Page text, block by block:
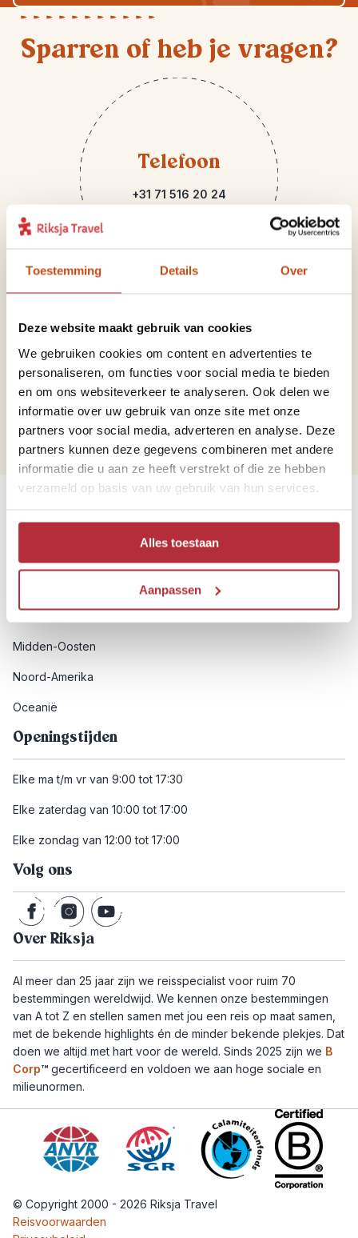
Toestemming Details Over
Deze website maakt gebruik van cookies
We gebruiken cookies om content en advertenties te
personaliseren, om functies voor social media te bieden
en om ons websiteverkeer te analyseren. Ook delen we
informatie over uw gebruik van onze site met onze
partners voor social media, adverteren en analyse. Deze
partners kunnen deze gegevens combineren met andere
informatie die u aan ze heeft verstrekt of die ze hebben
verzameld op basis van uw gebruik van hun services.
Alles toestaan
Aanpassen
Sparren of heb je vragen?
Telefoon
+31 71 516 20 24
Mail
mexico@riksjatravel.nl
Bekijk de werelddelen
Afrika
Midden-Oosten
Noord-Amerika
Oceanië
Openingstijden
Elke ma t/m vr van 9:00 tot 17:30
Elke zaterdag van 10:00 tot 17:00
Elke zondag van 12:00 tot 17:00
Volg ons
Over Riksja
Al meer dan 25 jaar zijn we reisspecialist voor ruim 70
bestemmingen wereldwijd. We kennen onze bestemmingen
van A tot Z en stellen samen met jou een reis op maat samen,
met de bekende highlights én de minder bekende plekjes. Dat
doen we altijd met hart voor de wereld. Sinds 2025 zijn we B
Corp™ gecertificeerd en voldoen we aan hoge sociale en
milieunormen.
© Copyright 2000 - 2026 Riksja Travel
Reisvoorwaarden